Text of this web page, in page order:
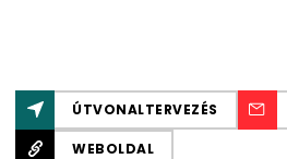
ÚTVONALTERVEZÉS
WEBOLDAL